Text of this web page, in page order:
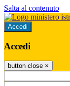
Salta al contenuto
Accedi
Accedi
button close ×